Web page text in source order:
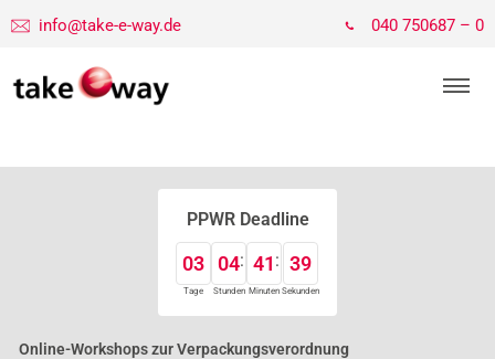
info@take-e-way.de 040 750687 – 0
PPWR Deadline
03
Tage
04
Stunden
41
Minuten
39
Sekunden
Online-Workshops zur Verpackungsverordnung